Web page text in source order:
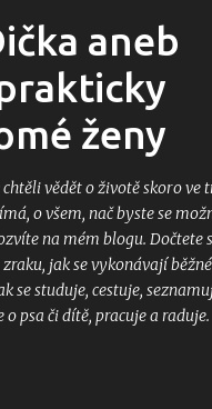
na hlavní
aneb
ženy
chtěli vědět o životě skoro ve
o všem, nač byste se
na mém blogu. Dočtete
jak se vykonávají běžné
se studuje, cestuje,
o psa či dítě, pracuje a raduje.